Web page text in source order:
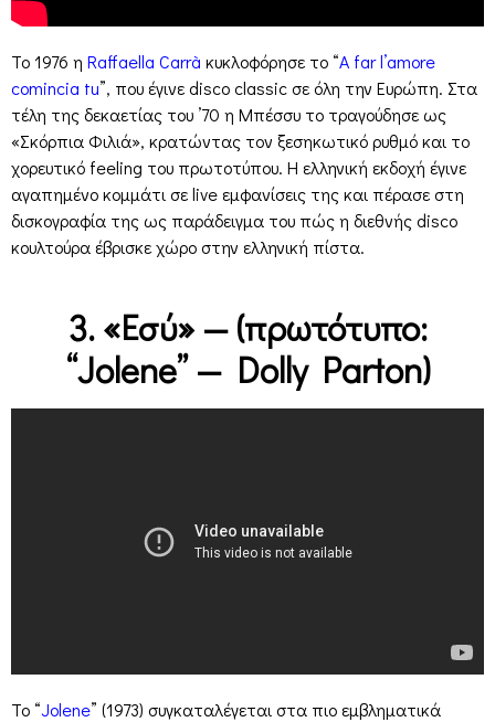
Το 1976 η Raffaella Carrà κυκλοφόρησε το “A far l’amore
comincia tu”, που έγινε disco classic σε όλη την Ευρώπη. Στα
τέλη της δεκαετίας του ’70 η Μπέσσυ το τραγούδησε ως
«Σκόρπια Φιλιά», κρατώντας τον ξεσηκωτικό ρυθμό και το
χορευτικό feeling του πρωτοτύπου. Η ελληνική εκδοχή έγινε
αγαπημένο κομμάτι σε live εμφανίσεις της και πέρασε στη
δισκογραφία της ως παράδειγμα του πώς η διεθνής disco
κουλτούρα έβρισκε χώρο στην ελληνική πίστα.
3. «Εσύ» — (πρωτότυπο:
“Jolene” — Dolly Parton)
Το “Jolene” (1973) συγκαταλέγεται στα πιο εμβληματικά